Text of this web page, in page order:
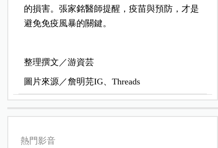
的損害。張家銘醫師提醒，疫苗與預防，才是
避免免疫風暴的關鍵。
整理撰文／游資芸
圖片來源／詹明芫IG、Threads
熱門影音